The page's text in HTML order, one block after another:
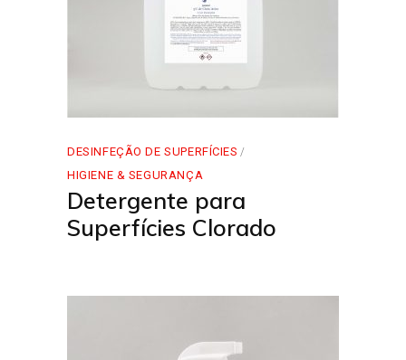
DESINFEÇÃO DE SUPERFÍCIES
HIGIENE & SEGURANÇA
Detergente para
Superfícies Clorado